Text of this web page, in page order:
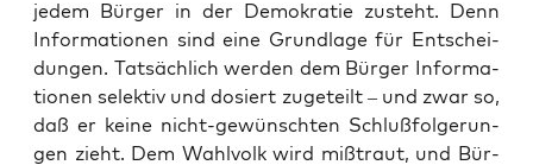
jedem Bür­ger in der Demo­kra­tie zusteht. Denn
Infor­ma­tio­nen sind eine Grund­la­ge für Ent­schei­
dun­gen. Tat­säch­lich wer­den dem Bür­ger Infor­ma­
tio­nen selek­tiv und dosiert zuge­teilt – und zwar so,
daß er kei­ne nicht-gewünsch­ten Schluß­fol­ge­run­
gen zieht. Dem Wahl­volk wird miß­traut, und Bür­